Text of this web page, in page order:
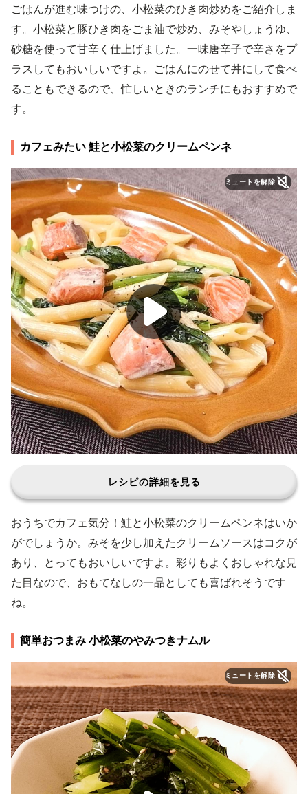
ごはんが進む味つけの、小松菜のひき肉炒めをご紹介しま
す。小松菜と豚ひき肉をごま油で炒め、みそやしょうゆ、
砂糖を使って甘辛く仕上げました。一味唐辛子で辛さをプ
ラスしてもおいしいですよ。ごはんにのせて丼にして食べ
ることもできるので、忙しいときのランチにもおすすめで
す。
カフェみたい 鮭と小松菜のクリームペンネ
ミュートを解除
レシピの詳細を見る
おうちでカフェ気分！鮭と小松菜のクリームペンネはいか
がでしょうか。みそを少し加えたクリームソースはコクが
あり、とってもおいしいですよ。彩りもよくおしゃれな見
た目なので、おもてなしの一品としても喜ばれそうです
ね。
簡単おつまみ 小松菜のやみつきナムル
ミュートを解除